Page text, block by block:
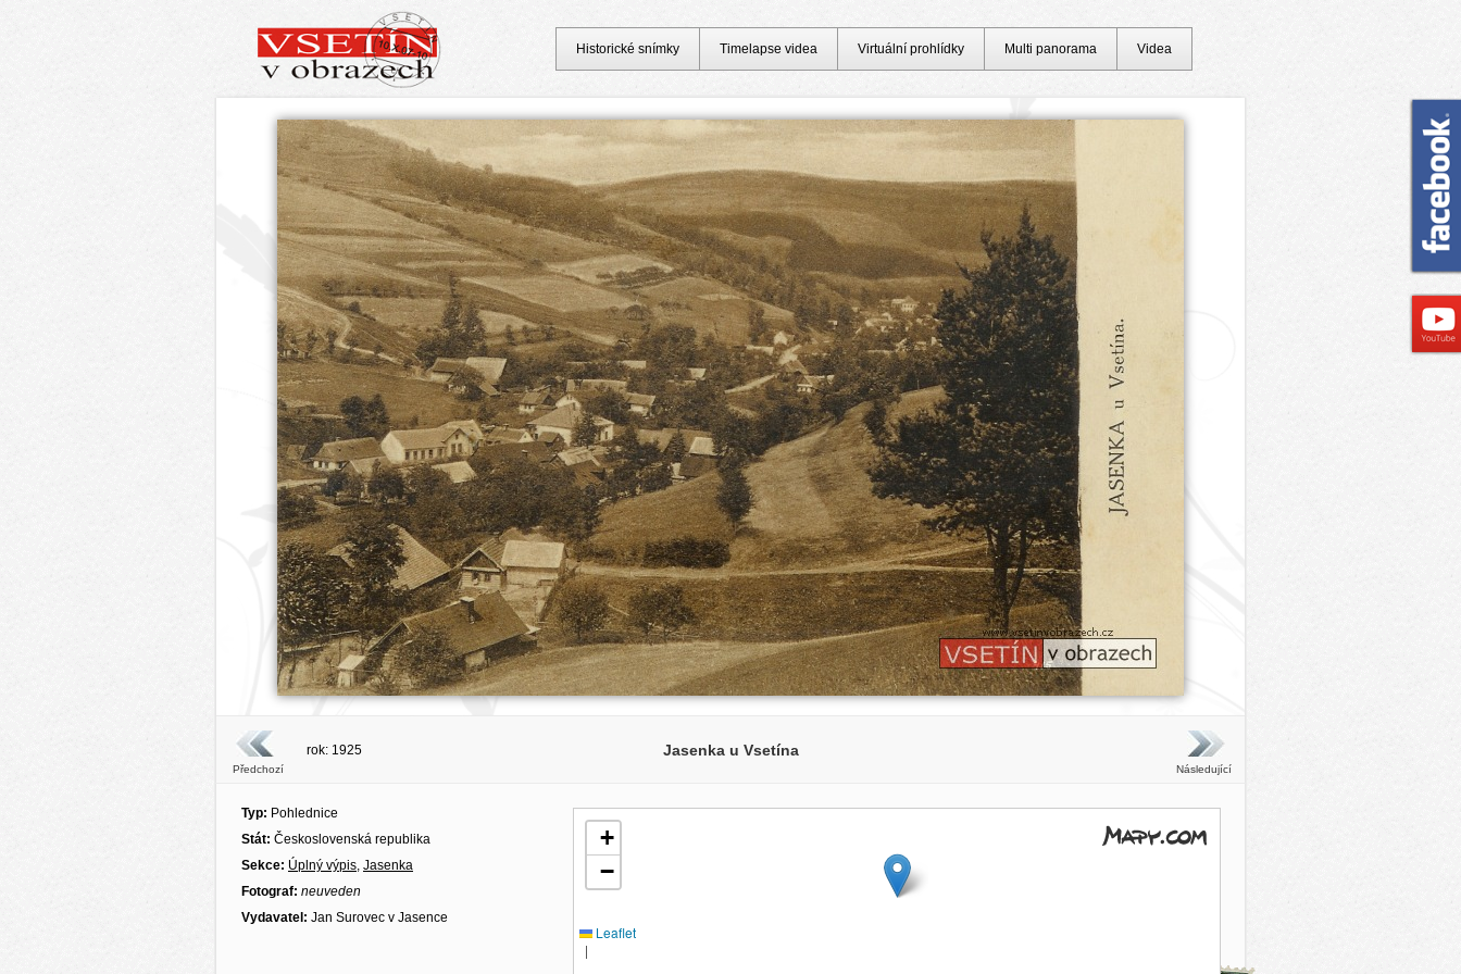
Předchozí
rok: 1925 Jasenka u Vsetína
Následující
Typ: Pohlednice
Stát: Československá republika
Sekce: Úplný výpis, Jasenka
Fotograf: neuveden
Vydavatel: Jan Surovec v Jasence
+
−
Leaflet
|
Historické snímky Timelapse videa Virtuální prohlídky Multi panorama Videa